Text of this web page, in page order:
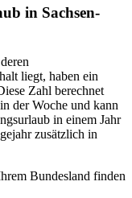
in Sachsen-
liegt, haben ein
Zahl berechnet
der Woche und kann
in einem Jahr
zusätzlich in
Bundesland finden